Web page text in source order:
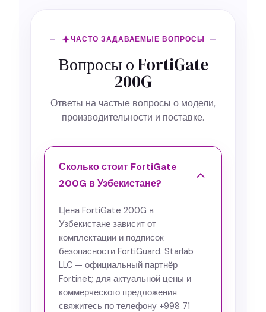
ЧАСТО ЗАДАВАЕМЫЕ ВОПРОСЫ
Вопросы о FortiGate
200G
Ответы на частые вопросы о модели,
производительности и поставке.
Сколько стоит FortiGate
200G в Узбекистане?
Цена FortiGate 200G в
Узбекистане зависит от
комплектации и подписок
безопасности FortiGuard. Starlab
LLC — официальный партнёр
Fortinet; для актуальной цены и
коммерческого предложения
свяжитесь по телефону +998 71